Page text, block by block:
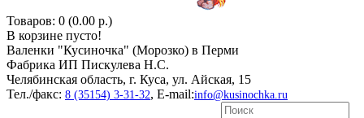
Товаров: 0 (0.00 р.)
В корзине пусто!
Валенки "Кусиночкa" (Морозко) в Перми
Фабрика ИП Пискулева Н.С.
Челябинская область, г. Куса, ул. Айская, 15
Тел./факс: 8 (35154) 3-31-32, E-mail:info@kusinochka.ru